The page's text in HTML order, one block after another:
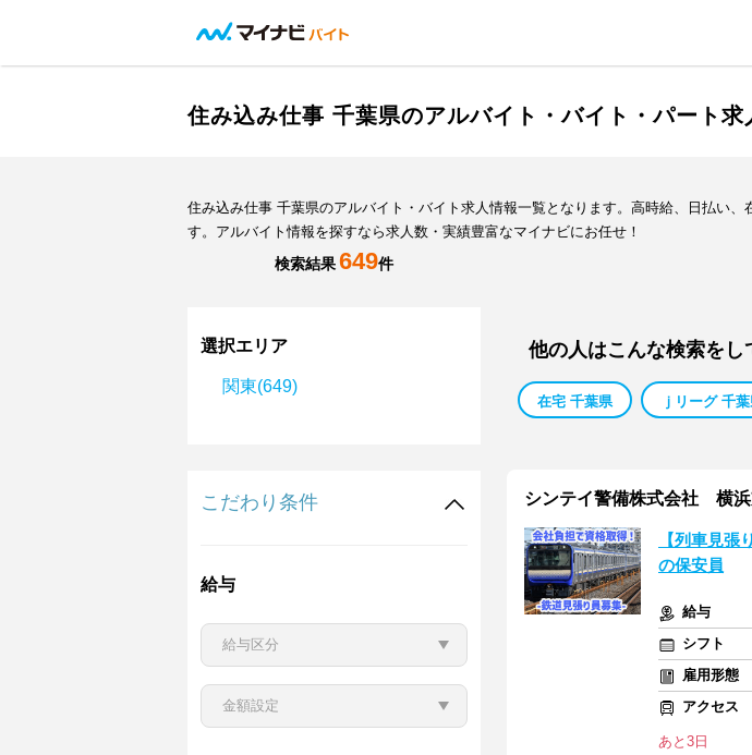
住み込み仕事 千葉県のアルバイト・バイト・パート求
住み込み仕事 千葉県のアルバイト・バイト求人情報一覧となります。高時給、日払い
す。アルバイト情報を探すなら求人数・実績豊富なマイナビにお任せ！
検索結果649件
選択エリア
関東(649)
こだわり条件
給与
他の人はこんな検索をし
在宅 千葉県 ｊリーグ 千
シンテイ警備株式会社 横
【列車見
の保安員
給与
シフト
雇用形態
アクセス
あと3日